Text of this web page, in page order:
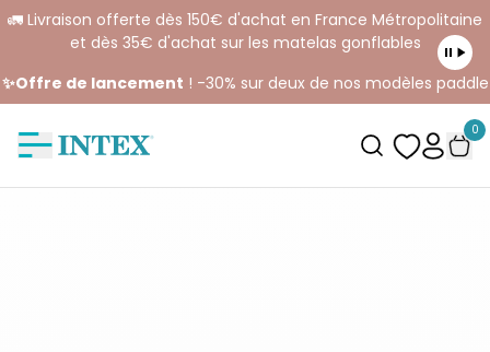
🚛 Livraison offerte dès 150€ d'achat en France Métropolitaine
et dès 35€ d'achat sur les matelas gonflables
✨Offre de lancement ! -30% sur deux de nos modèles paddle
0